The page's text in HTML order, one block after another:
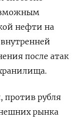
нефти на
после атак
рубля
рынка